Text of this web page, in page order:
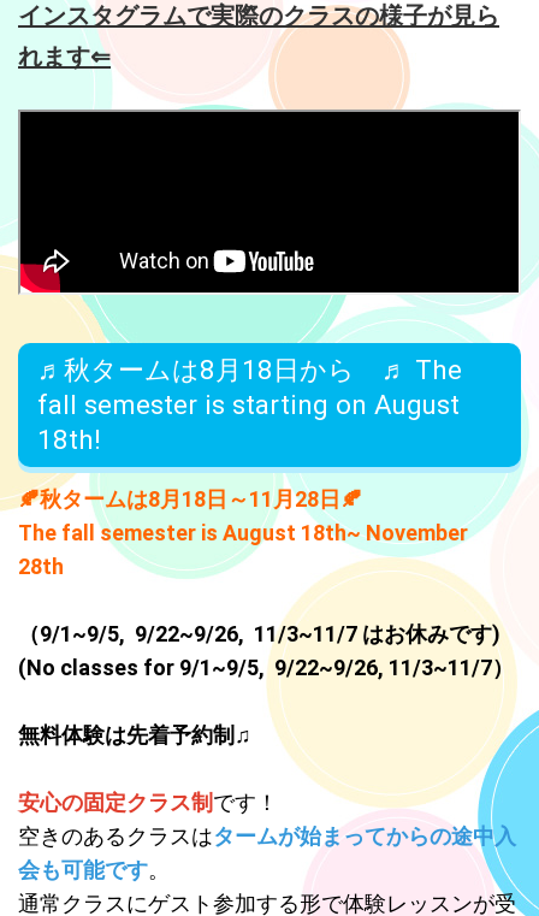
のままです💓 午前、午後、夕方と、時間帯の選択肢が広がりまし
た！ご家庭の生活リズムに合わせてお選びくださいね♪
春タームの土曜クラスは新設の土曜クラス 1 (9:15)も満席となりま
した！ 平日クラスは引き続き募集中です！
2025.02.21
2/25から春の体験会開催します！すでに満席のクラスもあります
のでお申し込みはお早めに！
2025.01.05
あけましておめでとうございます！ 年明けの体験は1/14から可能
です♪ 冬タームの途中入会ができますので是非お問い合わせくださ
いね♡
2024.09.06
秋ターム新規入会募集中！9月17日からスタートする秋タームは、
どのクラスも残席わずかです。体験レッスンのお申し込みはお早
めにどうぞ♡
水曜クラス増設します！ 平日午前クラスが人気のため増設決定い
たしました♡ 水曜日 10:15~11:00のクラスです♫ 夏タームからの
スタートに向けて体験会を行います！ 6/5(水)、6/12(水)です♫ お
申し込み本日受付開始しました。先着予約制ですのでお早めにど
うぞ！
2024.02.18
インスタグラムで実際のクラスの様子が見ら
れます⇐
♬秋タームは8月18日から ♬ The
fall semester is starting on August
18th!
🍂秋タームは8月18日～11月28日🍂
The fall semester is August 18th~ November
28th
（9/1~9/5, 9/22~9/26, 11/3~11/7 はお休みです)
(No classes for 9/1~9/5, 9/22~9/26, 11/3~11/7）
無料体験は先着予約制♫
安心の固定クラス制 です！
空きのあるクラスはタームが始まってからの途中入
会も可能です。
通常クラスにゲスト参加する形で体験レッスンが受